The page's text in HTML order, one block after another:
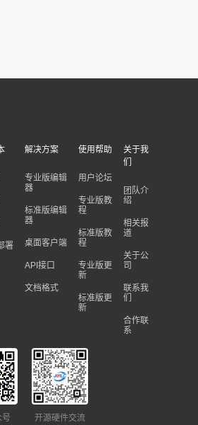
署
解决方案
专业版编辑
器
标准版编辑
器
桌面客户端
API接口
文档格式
使用帮助
用户论坛
专业版教
程
标准版教
程
专业版更
新
标准版更
新
关于我
们
团队介
绍
相关报
道
关于公
司
联系我
们
合作联
系
号
开源硬件交流